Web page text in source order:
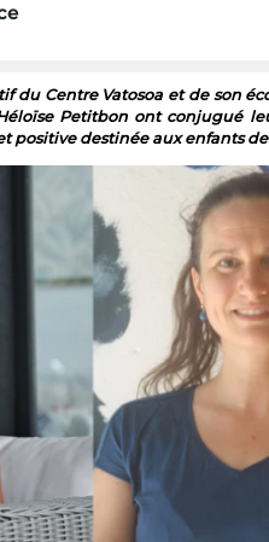
du Centre Vatosoa et de son
Petitbon ont conjugué
destinée aux enfants de